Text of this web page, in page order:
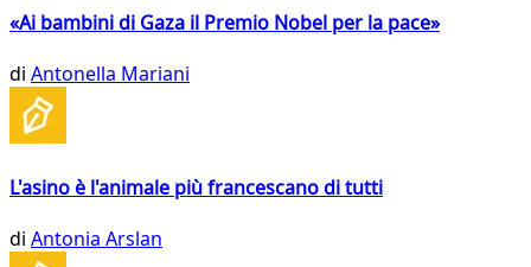
«Ai bambini di Gaza il Premio Nobel per la pace»
di Antonella Mariani
L'asino è l'animale più francescano di tutti
di Antonia Arslan